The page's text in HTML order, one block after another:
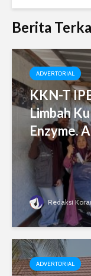
Berita
ADVERTORIAL
KKN-T
Limbah
Enzyme.
Redaksi
ADVERTORIAL